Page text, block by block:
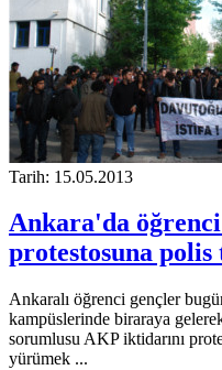
Tarih: 15.05.2013
Ankara'da
protestosuna
Ankaralı öğrenci gençler
kampüslerinde biraraya
sorumlusu AKP iktidarını
yürümek ...